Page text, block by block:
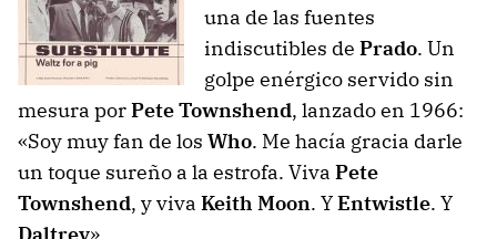
una de las fuentes
indiscutibles de Prado. Un
golpe enérgico servido sin
mesura porPete Townshend, lanzado en 1966:
«Soy muy fan de los Who. Me hacía gracia darle
un toque sureño a la estrofa. Viva Pete
Townshend, y viva Keith Moon. YEntwistle. Y